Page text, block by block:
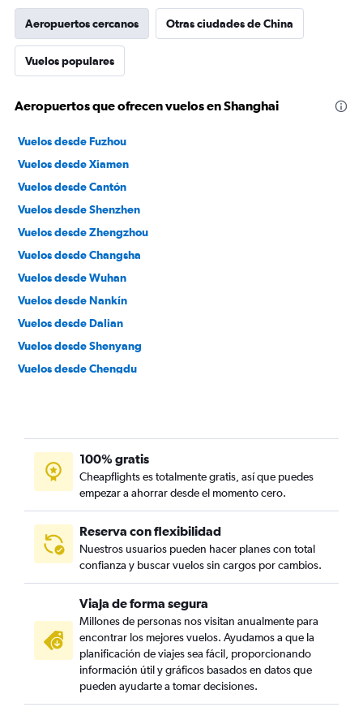
Aeropuertos cercanos Otras ciudades de China
Vuelos populares
Aeropuertos que ofrecen vuelos en Shanghai
Vuelos desde Fuzhou
Vuelos desde Xiamen
Vuelos desde Cantón
Vuelos desde Shenzhen
Vuelos desde Zhengzhou
Vuelos desde Changsha
Vuelos desde Wuhan
Vuelos desde Nankín
Vuelos desde Dalian
Vuelos desde Shenyang
Vuelos desde Chengdu
Vuelos desde Hangzhou
100% gratis
Cheapflights es totalmente gratis, así que puedes
empezar a ahorrar desde el momento cero.
Reserva con flexibilidad
Nuestros usuarios pueden hacer planes con total
confianza y buscar vuelos sin cargos por cambios.
Viaja de forma segura
Millones de personas nos visitan anualmente para
encontrar los mejores vuelos. Ayudamos a que la
planificación de viajes sea fácil, proporcionando
información útil y gráficos basados en datos que
pueden ayudarte a tomar decisiones.